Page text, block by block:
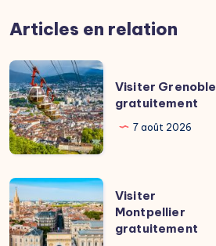
Articles en relation
Visiter
Grenoble
gratuitement
Visiter Grenoble
gratuitement
7 août 2026
Visiter
Montpellier
gratuitement
Visiter
Montpellier
gratuitement